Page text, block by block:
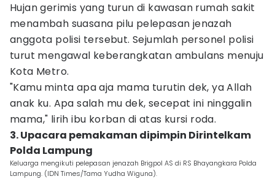
Hujan gerimis yang turun di kawasan rumah sakit
menambah suasana pilu pelepasan jenazah
anggota polisi tersebut. Sejumlah personel polisi
turut mengawal keberangkatan ambulans menuju
Kota Metro.
"Kamu minta apa aja mama turutin dek, ya Allah
anak ku. Apa salah mu dek, secepat ini ninggalin
mama," lirih ibu korban di atas kursi roda.
3. Upacara pemakaman dipimpin Dirintelkam
Polda Lampung
Keluarga mengikuti pelepasan jenazah Brigpol AS di RS Bhayangkara Polda
Lampung. (IDN Times/Tama Yudha Wiguna).